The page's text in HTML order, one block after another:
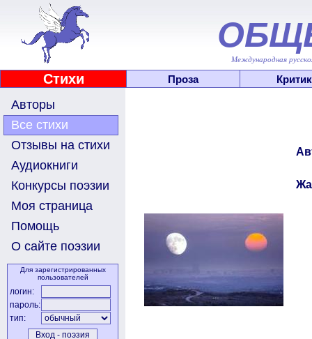
Международная
Стихи Проза
Авторы
Все стихи
Отзывы на стихи
Аудиокниги
Конкурсы поэзии
Моя страница
Помощь
О сайте поэзии
Для зарегистрированных
пользователей
логин:
пароль:
тип: